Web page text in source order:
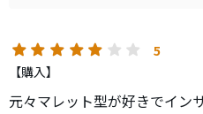
5
【購入】
元々マレット型が好きでイン